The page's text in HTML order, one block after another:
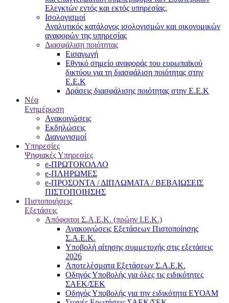
Ελεγκτών εντός και εκτός υπηρεσίας.
Ισολογισμοί
Αναλυτικός κατάλογος ισολογισμών και οικονομικών
αναφορών της υπηρεσίας
Διασφάλιση ποιότητας
Εισαγωγή
Εθνικό σημείο αναφοράς του ευρωπαϊκού
δικτύου για τη διασφάλιση ποιότητας στην
Ε.Ε.Κ
Δράσεις διασφάλισης ποιότητας στην Ε.Ε.Κ
Νέα
Ενημέρωση
Ανακοινώσεις
Εκδηλώσεις
Διαγωνισμοί
Υπηρεσίες
Ψηφιακές Υπηρεσίες
e-ΠΡΩΤΟΚΟΛΛΟ
e-ΠΛΗΡΩΜΕΣ
e-ΠΡΟΣΟΝΤΑ / ΔΙΠΛΩΜΑΤΑ / ΒΕΒΑΙΩΣΕΙΣ
ΠΙΣΤΟΠΟΙΗΣΗΣ
Πιστοποιήσεις
Εξετάσεις
Απόφοιτοι Σ.Α.Ε.Κ. (πρώην Ι.Ε.Κ.)
Ανακοινώσεις Εξετάσεων Πιστοποίησης
Σ.Α.Ε.Κ.
Υποβολή αίτησης συμμετοχής στις εξετάσεις
2026
Αποτελέσματα Εξετάσεων Σ.Α.Ε.Κ.
Οδηγός Υποβολής για όλες τις ειδικότητες
ΣΑΕΚ/ΣΕΚ
Οδηγός Υποβολής για την ειδικότητα ΕΥΟΑΜ